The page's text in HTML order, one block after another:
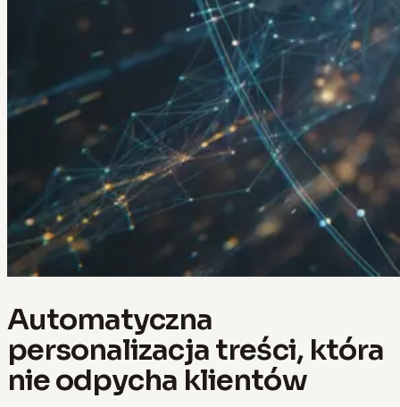
Automatyczna
personalizacja treści, która
nie odpycha klientów